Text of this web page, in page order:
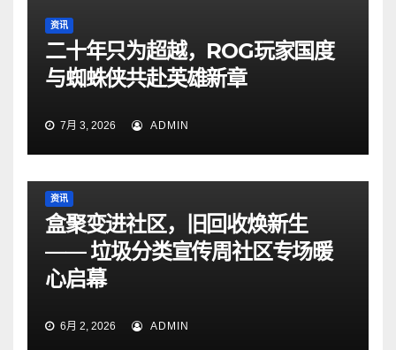
资讯
二十年只为超越，ROG玩家国度
与蜘蛛侠共赴英雄新章
7月 3, 2026 ADMIN
资讯
盒聚变进社区，旧回收焕新生
—— 垃圾分类宣传周社区专场暖
心启幕
6月 2, 2026 ADMIN